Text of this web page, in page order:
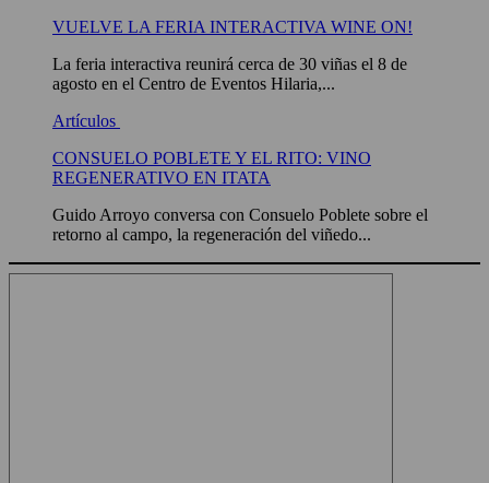
VUELVE LA FERIA INTERACTIVA WINE ON!
La feria interactiva reunirá cerca de 30 viñas el 8 de
agosto en el Centro de Eventos Hilaria,...
Artículos
CONSUELO POBLETE Y EL RITO: VINO
REGENERATIVO EN ITATA
Guido Arroyo conversa con Consuelo Poblete sobre el
retorno al campo, la regeneración del viñedo...